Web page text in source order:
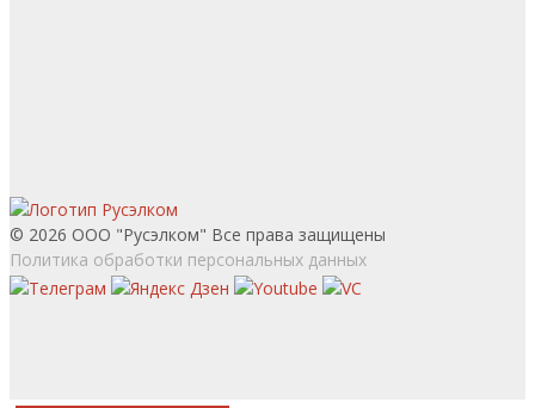
© 2026 ООО "Русэлком" Все права защищены
Политика обработки персональных данных